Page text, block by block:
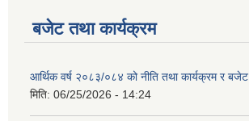
बजेट तथा कार्यक्रम
आर्थिक वर्ष २०८३/०८४ को नीति तथा कार्यक्रम र बजेट
मिति: 06/25/2026 - 14:24